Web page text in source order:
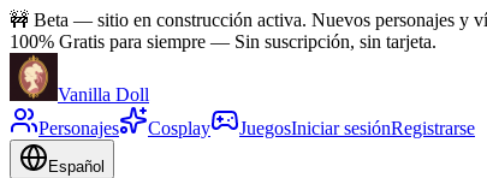
🚧 Beta — sitio en construcción activa. Nuevos personajes y
100% Gratis para siempre — Sin suscripción, sin tarjeta.
Vanilla Doll
Personajes
Cosplay JuegosIniciar sesiónRegistrarse
Español